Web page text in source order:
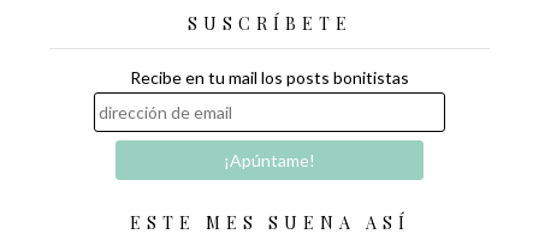
SUSCRÍBETE
Recibe en tu mail los posts bonitistas
ESTE MES SUENA ASÍ